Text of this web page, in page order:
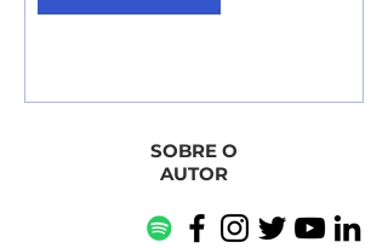
SOBRE O
AUTOR